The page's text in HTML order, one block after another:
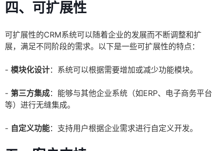
四、可扩展性
可扩展性的CRM系统可以随着企业的发展而不断调整和扩
展，满足不同阶段的需求。以下是一些可扩展性的特点：
- 模块化设计：系统可以根据需要增加或减少功能模块。
- 第三方集成：能够与其他企业系统（如ERP、电子商务平台
等）进行无缝集成。
- 自定义功能：支持用户根据企业需求进行自定义开发。